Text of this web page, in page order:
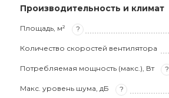
Производительность и климат
Площадь, м² ?
Количество скоростей вентилятора
Потребляемая мощность (макс.), Вт ?
Макс. уровень шума, дБ ?